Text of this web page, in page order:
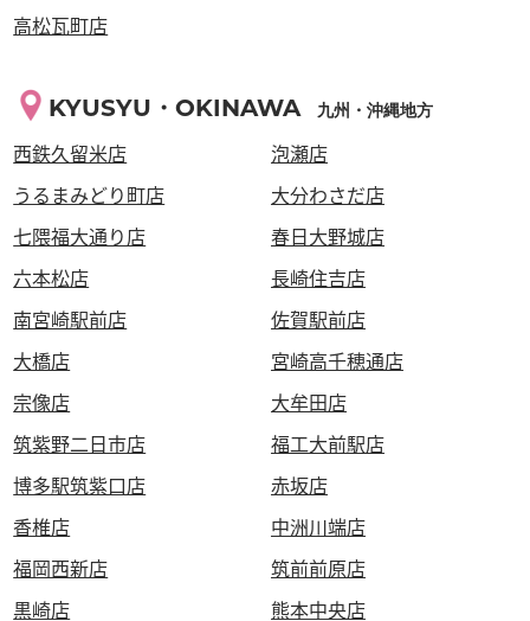
高松瓦町店
KYUSYU・OKINAWA 九州・沖縄地方
西鉄久留米店
泡瀬店
うるまみどり町店
大分わさだ店
七隈福大通り店
春日大野城店
六本松店
長崎住吉店
南宮崎駅前店
佐賀駅前店
大橋店
宮崎高千穂通店
宗像店
大牟田店
筑紫野二日市店
福工大前駅店
博多駅筑紫口店
赤坂店
香椎店
中洲川端店
福岡西新店
筑前前原店
黒崎店
熊本中央店